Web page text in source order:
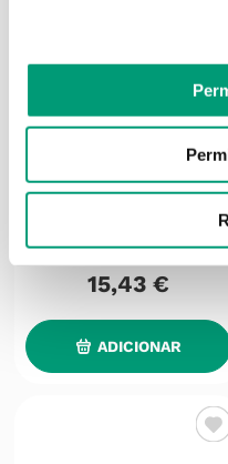
Systane Toalhitas Toalhete
15,43 €
ADICIONAR